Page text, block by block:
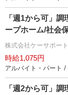
「週1から可」
ープホーム/社会
株式会社ケーサポー
時給1,075円
アルバイト・パート /
「週2から可」